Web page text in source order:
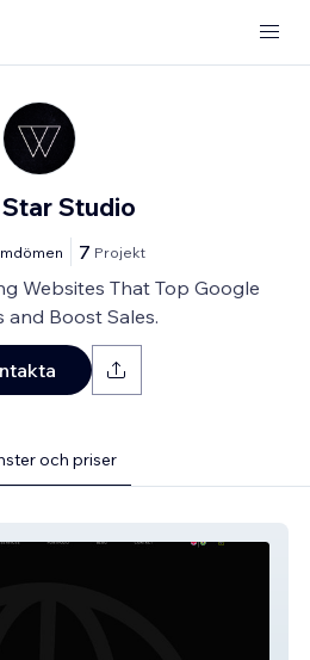
Studio
7 Projekt
Websites That Top Google
and Boost Sales.
och priser